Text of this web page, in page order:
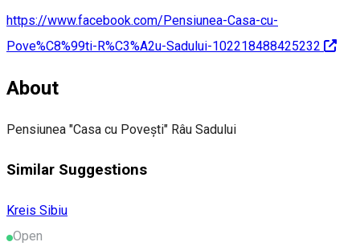
https://www.facebook.com/Pensiunea-Casa-cu-
Pove%C8%99ti-R%C3%A2u-Sadului-102218488425232
About
Pensiunea "Casa cu Povești" Râu Sadului
Similar Suggestions
Kreis Sibiu
Open